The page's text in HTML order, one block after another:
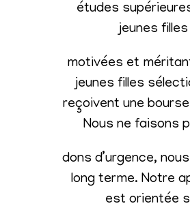
études
jeunes filles
motivées et
jeunes filles
reçoivent une
Nous ne faisons
dons d’urgence,
long terme. Notre
est orientée